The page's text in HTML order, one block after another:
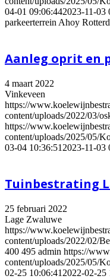
04-01 09:06:442023-11-03
parkeerterrein Ahoy
Aanleg oprit en
4 maart 2022
Vinkeveen
https://
content/uploads/2022/03/
https://
content/uploads/2025/05/
03-04 10:36:51 2023-11-03
Tuinbestrating
25 februari 2022
Lage Zwaluwe
https://
content/uploads/2022/02/
400 495 admin https://
content/uploads/2025/05/
02-25 10:06:41 2022-02-25